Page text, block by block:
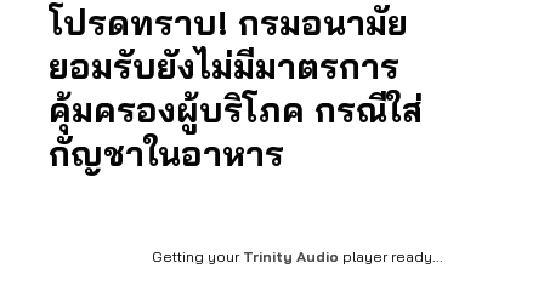
โปรดทราบ! กรมอนามัย
ยอมรับยังไม่มีมาตรการ
คุ้มครองผู้บริโภค กรณีใส่
กัญชาในอาหาร
Getting your Trinity Audio player ready...